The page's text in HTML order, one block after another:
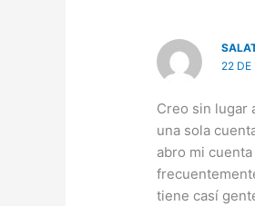
22 DE
Creo sin lugar
una sola
abro mi
tiene casí